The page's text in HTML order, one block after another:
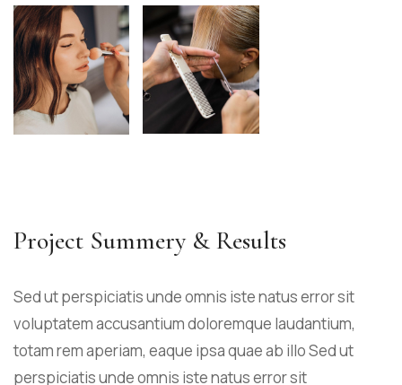
Project Summery & Results
Sed ut perspiciatis unde omnis iste natus error sit
voluptatem accusantium doloremque laudantium,
totam rem aperiam, eaque ipsa quae ab illo Sed ut
perspiciatis unde omnis iste natus error sit